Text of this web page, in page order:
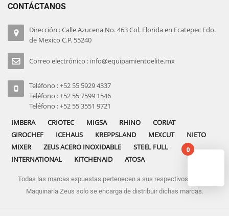
CONTÁCTANOS
Dirección : Calle Azucena No. 463 Col. Florida en Ecatepec Edo.
de Mexico C.P. 55240
Correo electrónico : info@equipamientoelite.mx
Teléfono : +52 55 5929 4337
Teléfono : +52 55 7599 1546
Teléfono : +52 55 3551 9721
IMBERA
CRIOTEC MIGSA RHINO
CORIAT
GIROCHEF
ICEHAUS KREPPSLAND MEXCUT
NIETO
MIXER
ZEUS ACERO INOXIDABLE
STEEL FULL
INTERNATIONAL
KITCHENAID ATOSA
Todas las marcas expuestas pertenecen a sus respectivos dueños
Maquinaria Zeus solo se encarga de distribuir dichas marcas.
0